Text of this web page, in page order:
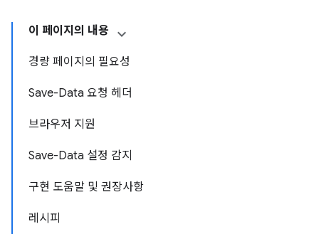
이 페이지의 내용
경량 페이지의 필요성
Save-Data 요청 헤더
브라우저 지원
Save-Data 설정 감지
구현 도움말 및 권장사항
레시피